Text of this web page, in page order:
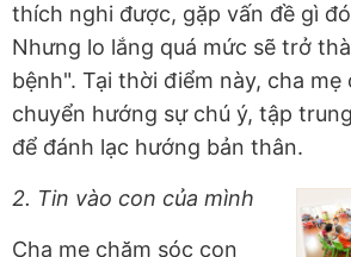
thích nghi được, gặp vấn đề gì
Nhưng lo lắng quá mức sẽ trở
bệnh". Tại thời điểm này, cha
chuyển hướng sự chú ý, tập
để đánh lạc hướng bản thân.
2. Tin vào con của mình
Cha mẹ chăm sóc con